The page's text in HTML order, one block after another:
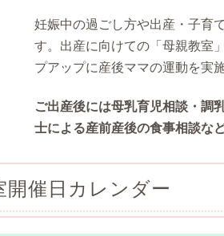
妊娠中の過ごし方や出産・子育
す。出産に向けての「母親教室
プアップに産後ママの運動を実
ご出産後には母乳育児相談・調
士による産前産後の食事相談な
開催日カレンダー